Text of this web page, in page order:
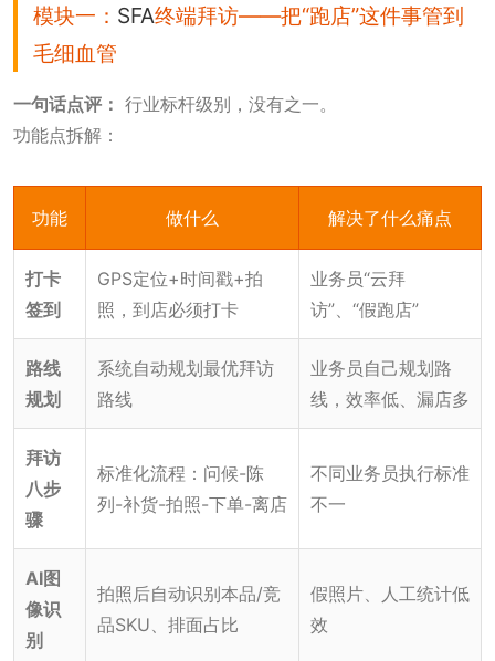
模块一： SFA终端拜访——把“跑店”这件事管到
毛细血管
一句话点评： 行业标杆级别，没有之一。
功能点拆解：
功能 做什么 解决了什么痛点
打卡
签到
GPS定位+时间戳+拍
照，到店必须打卡
业务员“云拜
访”、“假跑店”
路线
规划
系统自动规划最优拜访
路线
业务员自己规划路
线，效率低、漏店多
拜访
八步
骤
标准化流程：问候-陈
列-补货-拍照-下单-离店
不同业务员执行标准
不一
AI图
像识
别
拍照后自动识别本品/竞
品SKU、排面占比
假照片、人工统计低
效